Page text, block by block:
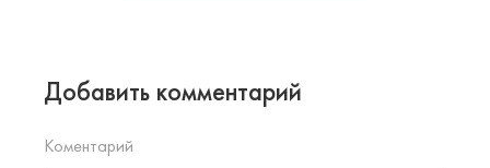
Добавить комментарий
Коментарий